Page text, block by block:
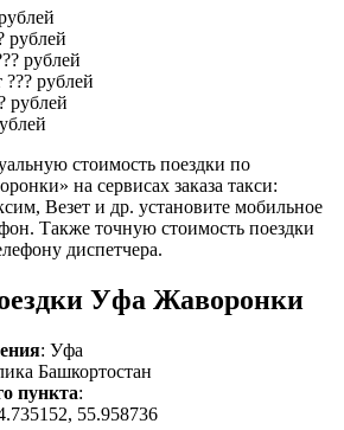
рублей
рублей
??? рублей
рублей
стоимость поездки по
на сервисах заказа такси:
Везет и др. установите мобильное
Также точную стоимость поездки
диспетчера.
Уфа Жаворонки
: Уфа
Башкортостан
пункта:
55.958736